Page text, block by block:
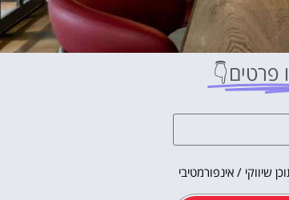
פרטים👇
שיווקי / אינפורמטיבי